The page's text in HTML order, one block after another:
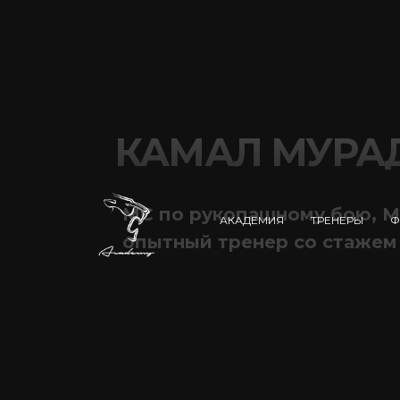
АКАДЕМИЯ ТРЕНЕРЫ
КАМАЛ
МС по рукопашному бою,
опытный тренер со